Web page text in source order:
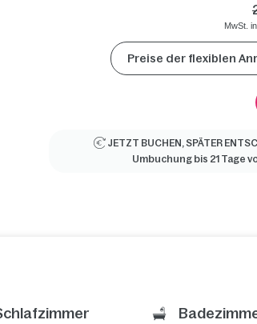
MwSt.
Preise der flexiblen
JETZT BUCHEN, SPÄTER
Umbuchung bis 21 Tage